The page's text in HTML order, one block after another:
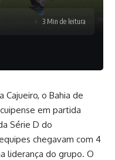
3 Min de leitura
Cajueiro, o Bahia de
em partida
Série D do
chegavam com 4
liderança do grupo. O